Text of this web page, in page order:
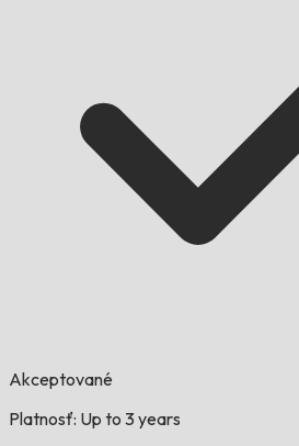
Akceptované
Platnosť: Up to 3 years